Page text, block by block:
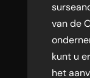
van de
kunt u
het